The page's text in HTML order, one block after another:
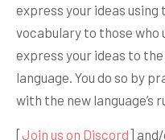
express your ideas using
vocabulary to those who
express your ideas to
language. You do so by
with the new language’s
[Join us on Discord]